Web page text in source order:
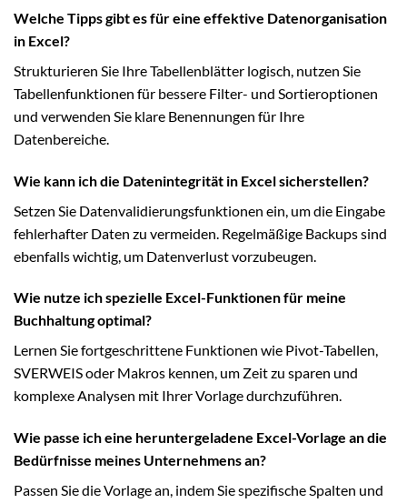
Welche Tipps gibt es für eine effektive Datenorganisation
in Excel?
Strukturieren Sie Ihre Tabellenblätter logisch, nutzen Sie
Tabellenfunktionen für bessere Filter- und Sortieroptionen
und verwenden Sie klare Benennungen für Ihre
Datenbereiche.
Wie kann ich die Datenintegrität in Excel sicherstellen?
Setzen Sie Datenvalidierungsfunktionen ein, um die Eingabe
fehlerhafter Daten zu vermeiden. Regelmäßige Backups sind
ebenfalls wichtig, um Datenverlust vorzubeugen.
Wie nutze ich spezielle Excel-Funktionen für meine
Buchhaltung optimal?
Lernen Sie fortgeschrittene Funktionen wie Pivot-Tabellen,
SVERWEIS oder Makros kennen, um Zeit zu sparen und
komplexe Analysen mit Ihrer Vorlage durchzuführen.
Wie passe ich eine heruntergeladene Excel-Vorlage an die
Bedürfnisse meines Unternehmens an?
Passen Sie die Vorlage an, indem Sie spezifische Spalten und